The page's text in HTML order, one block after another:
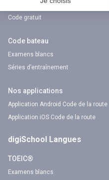
Réserver une session
Code gratuit
Code bateau
Examens blancs
Séries d’entraînement
Nos applications
Application Android Code de la route
Application iOS Code de la route
digiSchool Langues
TOEIC®
Examens blancs